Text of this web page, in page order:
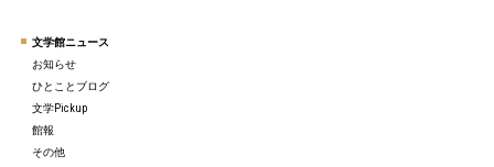
文学館ニュース
お知らせ
ひとことブログ
文学Pickup
館報
その他